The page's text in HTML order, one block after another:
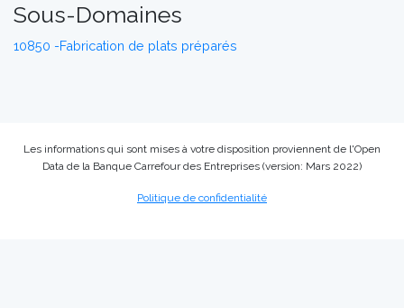
Sous-Domaines
10850 -Fabrication de plats préparés
Les informations qui sont mises à votre disposition proviennent de l'Open
Data de la Banque Carrefour des Entreprises (version: Mars 2022)
Politique de confidentialité